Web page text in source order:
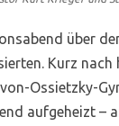
über
Kurz nach
Ossietzky-
aufgeheizt –